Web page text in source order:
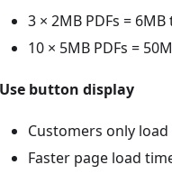
3 × 2MB PDFs =
10 × 5MB PDFs =
Use button display
Customers only load
Faster page load